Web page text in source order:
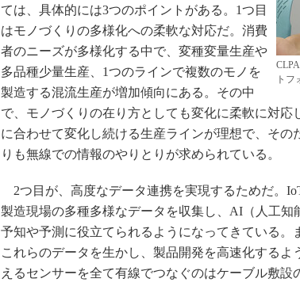
トフ
ては、具体的には3つのポイントがある。1つ目
はモノづくりの多様化への柔軟な対応だ。消費
者のニーズが多様化する中で、変種変量生産や
多品種少量生産、1つのラインで複数のモノを
製造する混流生産が増加傾向にある。その中
で、モノづくりの在り方としても変化に柔軟に対
に合わせて変化し続ける生産ラインが理想で、その
りも無線での情報のやりとりが求められている。
2つ目が、高度なデータ連携を実現するためだ。
製造現場の多種多様なデータを収集し、AI（人工知
予知や予測に役立てられるようになってきている。
これらのデータを生かし、製品開発を高速化する
えるセンサーを全て有線でつなぐのはケーブル敷